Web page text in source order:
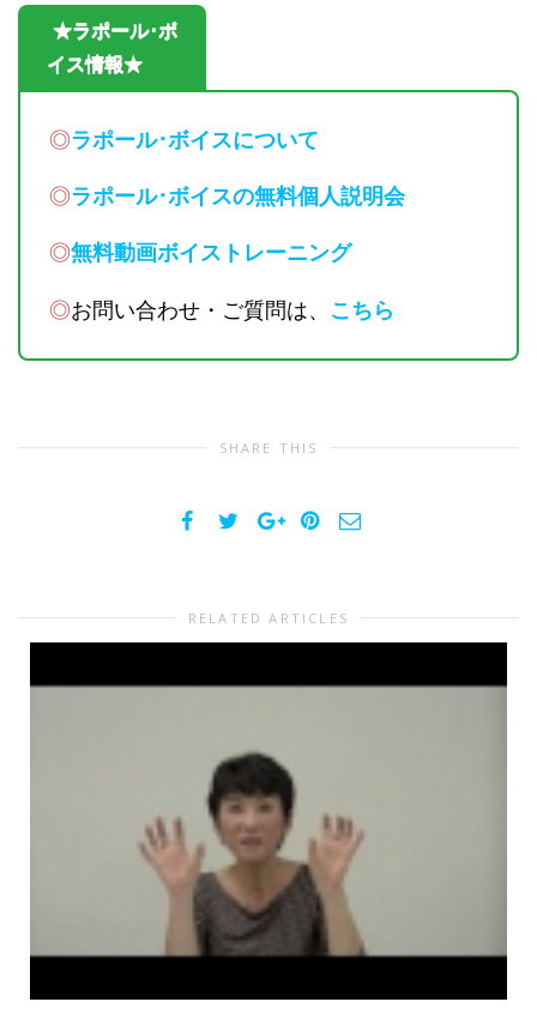
★ラポール･ボ
イス情報★
◎ラポール･ボイスについて
◎ラポール･ボイスの無料個人説明会
◎無料動画ボイストレーニング
◎お問い合わせ・ご質問は、 こちら
SHARE THIS
RELATED ARTICLES